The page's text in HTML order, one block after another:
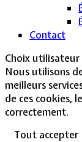
Contact
Choix
Nous utilisons
meilleurs
de ces cookies,
correctement.
Tout accepter